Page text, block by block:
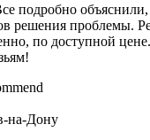
подробно
решения проблемы.
по доступной
на-Дону